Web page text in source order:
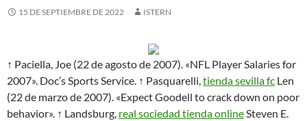
15 DE SEPTIEMBRE DE 2022 ISTERN
↑ Paciella, Joe (22 de agosto de 2007). «NFL Player Salaries for
2007». Doc’s Sports Service. ↑ Pasquarelli,tienda sevilla fc Len
(22 de marzo de 2007). «Expect Goodell to crack down on poor
behavior». ↑ Landsburg, real sociedad tienda onlineSteven E.